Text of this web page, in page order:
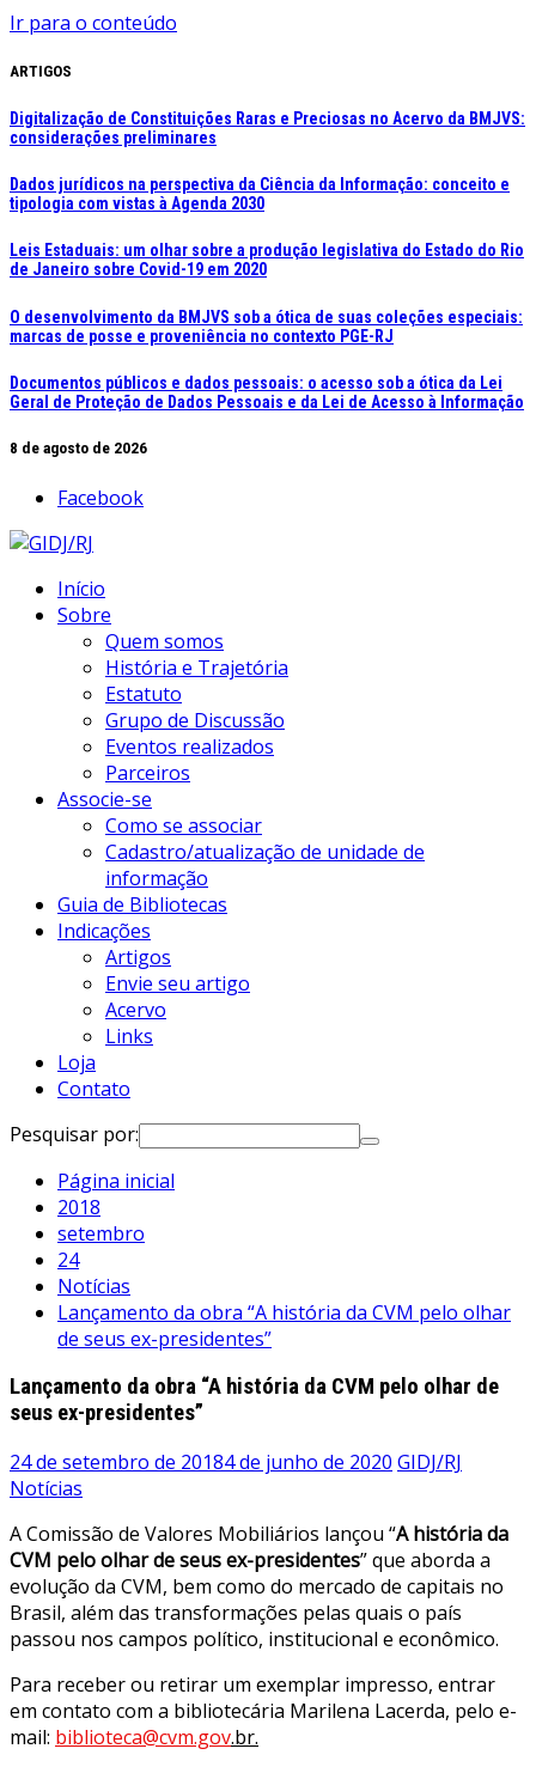
Ir para o conteúdo
ARTIGOS
Digitalização de Constituições Raras e Preciosas no Acervo da BMJVS:
considerações preliminares
Dados jurídicos na perspectiva da Ciência da Informação: conceito e
tipologia com vistas à Agenda 2030
Leis Estaduais: um olhar sobre a produção legislativa do Estado do Rio
de Janeiro sobre Covid-19 em 2020
O desenvolvimento da BMJVS sob a ótica de suas coleções especiais:
marcas de posse e proveniência no contexto PGE-RJ
Documentos públicos e dados pessoais: o acesso sob a ótica da Lei
Geral de Proteção de Dados Pessoais e da Lei de Acesso à Informação
8 de agosto de 2026
Facebook
Início
Sobre
Quem somos
História e Trajetória
Estatuto
Grupo de Discussão
Eventos realizados
Parceiros
Associe-se
Como se associar
Cadastro/atualização de unidade de
informação
Guia de Bibliotecas
Indicações
Artigos
Envie seu artigo
Acervo
Links
Loja
Contato
Pesquisar por:
Página inicial
2018
setembro
24
Notícias
Lançamento da obra “A história da CVM pelo olhar
de seus ex-presidentes”
Lançamento da obra “A história da CVM pelo olhar de
seus ex-presidentes”
24 de setembro de 20184 de junho de 2020 GIDJ/RJ
Notícias
A Comissão de Valores Mobiliários lançou “A história da
CVM pelo olhar de seus ex-presidentes” que aborda a
evolução da CVM, bem como do mercado de capitais no
Brasil, além das transformações pelas quais o país
passou nos campos político, institucional e econômico.
Para receber ou retirar um exemplar impresso, entrar
em contato com a bibliotecária Marilena Lacerda, pelo e-
mail: biblioteca@cvm.gov.br.